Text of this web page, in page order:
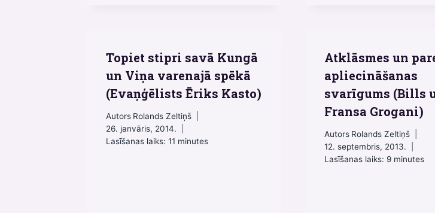
Topiet stipri savā Kungā
un Viņa varenajā spēkā
(Evaņģēlists Ēriks Kasto)
Autors Rolands Zeltiņš
26. janvāris, 2014.
Lasīšanas laiks: 11 minutes
Atklāsmes un
apliecināšanas
svarīgums (Bills
Fransa Grogani)
Autors Rolands Zeltiņš
12. septembris, 2013.
Lasīšanas laiks: 9 minutes